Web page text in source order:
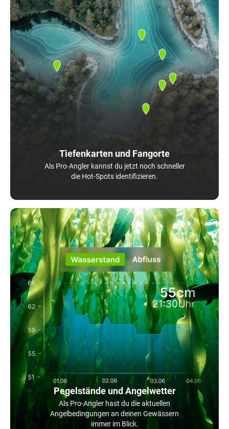
Tiefenkarten und Fangorte
Als Pro-Angler kannst du jetzt noch schneller
die Hot-Spots identifizieren.
Pegelstände und Angelwetter
Als Pro-Angler hast du die aktuellen
Angelbedingungen an deinen Gewässern
immer im Blick.